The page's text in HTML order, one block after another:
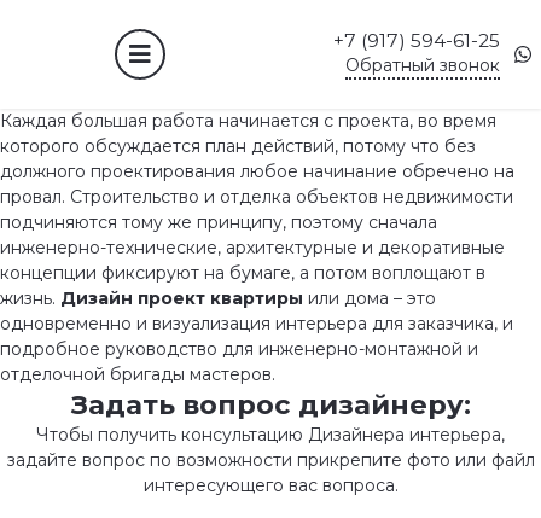
+7 (917) 594-61-25
Обратный звонок
Каждая большая работа начинается с проекта, во время
которого обсуждается план действий, потому что без
должного проектирования любое начинание обречено на
провал. Строительство и отделка объектов недвижимости
подчиняются тому же принципу, поэтому сначала
инженерно-технические, архитектурные и декоративные
концепции фиксируют на бумаге, а потом воплощают в
жизнь. Дизайн проект квартиры или дома – это
одновременно и визуализация интерьера для заказчика, и
подробное руководство для инженерно-монтажной и
отделочной бригады мастеров.
Задать вопрос дизайнеру:
Чтобы получить консультацию Дизайнера интерьера,
задайте вопрос по возможности прикрепите фото или файл
интересующего вас вопроса.